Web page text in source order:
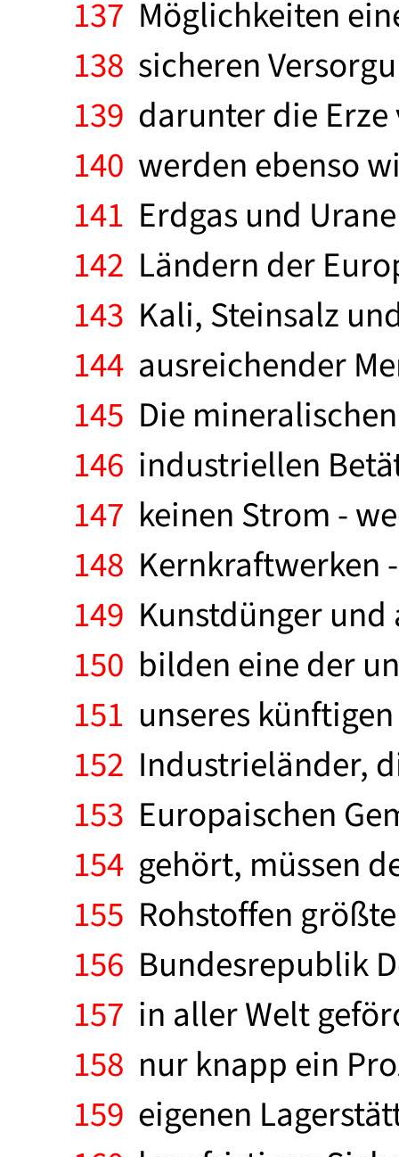
137 Möglichkeiten
138 sicheren
139 darunter die
140 werden ebenso
141 Erdgas und
142 Ländern der
143 Kali, Steinsalz
144 ausreichender
145 Die
146 industriellen
147 keinen Strom -
148 Kernkraftwerken
149 Kunstdünger
150 bilden eine der
151 unseres
152 Industrieländer,
153 Europaischen
154 gehört, müssen
155 Rohstoffen
156 Bundesrepublik
157 in aller Welt
158 nur knapp ein
159 eigenen